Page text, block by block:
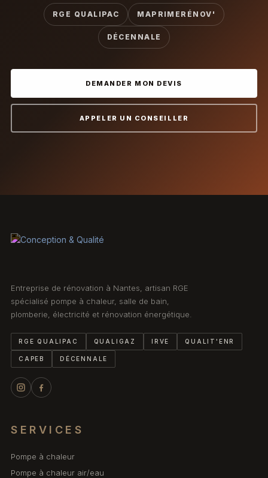
RGE QUALIPAC MAPRIMERÉNOV'
DÉCENNALE
DEMANDER MON DEVIS
APPELER UN CONSEILLER
Entreprise de rénovation à Nantes, artisan RGE
spécialisé pompe à chaleur, salle de bain,
plomberie, électricité et rénovation énergétique.
RGE QUALIPAC QUALIGAZ IRVE QUALIT'ENR
CAPEB DÉCENNALE
SERVICES
Pompe à chaleur
Pompe à chaleur air/eau